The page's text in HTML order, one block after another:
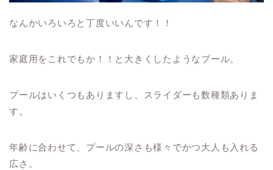
なんかいろいろと丁度いいんです！！
家庭用をこれでもか！！と大きくしたようなプール。
プールはいくつもありますし、スライダーも数種類ありま
す。
年齢に合わせて、プールの深さも様々でかつ大人も入れる
広さ。